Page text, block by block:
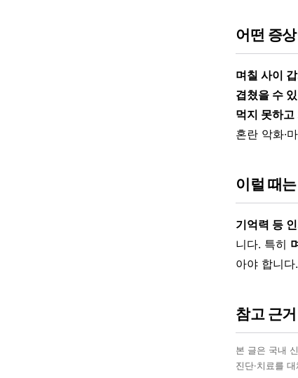
어떤 증
며칠 사이
겹쳤을 수
먹지 못하
혼란 악화·
이럴 때
기억력 등
니다. 특히
아야 합니다.
참고 근거
본 글은 국내
진단·치료를